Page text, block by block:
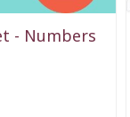
- Numbers